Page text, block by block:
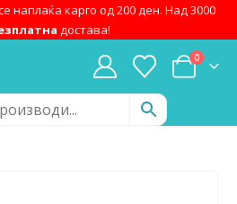
наплаќа карго од 200 ден. Над 3000
достава!
0